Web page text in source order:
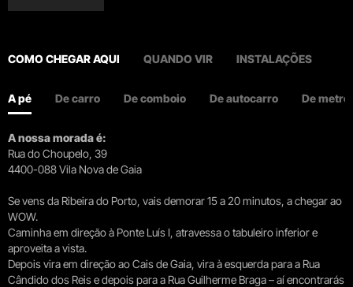
COMO CHEGAR AQUI QUANDO VIR INSTALAÇÕES
A pé De carro De comboio De autocarro De metro
A nossa morada é:
Rua do Choupelo, 39
4400-088 Vila Nova de Gaia
Se vens da Ribeira do Porto, vais demorar 15 a 20 minutos, a chegar ao
WOW.
Caminha em direção à Ponte Luís I, atravessa o tabuleiro inferior e
aproveita a vista.
Depois vira em direção ao Cais de Gaia, vira à esquerda para a Rua
Cândido dos Reis e depois para a Rua Guilherme Braga – aí encontrarás